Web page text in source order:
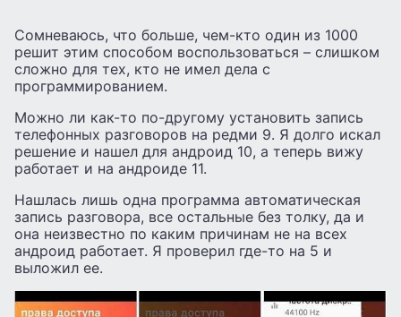
Сомневаюсь, что больше, чем-кто один из 1000
решит этим способом воспользоваться – слишком
сложно для тех, кто не имел дела с
программированием.
Можно ли как-то по-другому установить запись
телефонных разговоров на редми 9. Я долго искал
решение и нашел для андроид 10, а теперь вижу
работает и на андроиде 11.
Нашлась лишь одна программа автоматическая
запись разговора, все остальные без толку, да и
она неизвестно по каким причинам не на всех
андроид работает. Я проверил где-то на 5 и
выложил ее.